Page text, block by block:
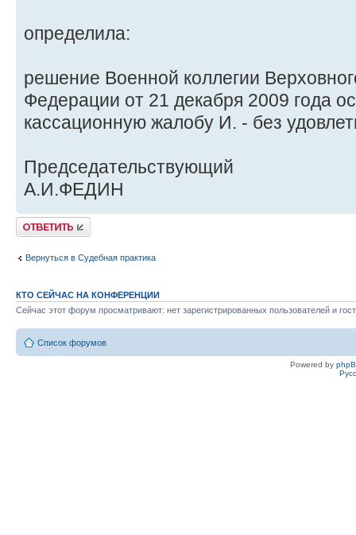
определила:
решение Военной коллегии
Федерации от 21 декабря 2009 года
кассационную жалобу И. - без
Председательствующий
А.И.ФЕДИН
Ответить
Вернуться в Судебная практика
КТО СЕЙЧАС НА КОНФЕРЕНЦИИ
Сейчас этот форум просматривают: нет зарегистрированных пользователей и
Список форумов
Powered by